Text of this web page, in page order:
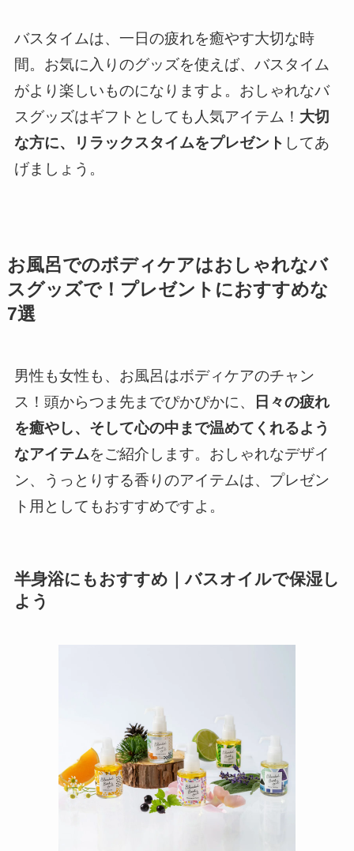
バスタイムは、一日の疲れを癒やす大切な時
間。お気に入りのグッズを使えば、バスタイム
がより楽しいものになりますよ。おしゃれなバ
スグッズはギフトとしても人気アイテム！ 大切
な方に、リラックスタイムをプレゼント してあ
げましょう。
お風呂でのボディケアはおしゃれなバ
スグッズで！プレゼントにおすすめな
7選
男性も女性も、お風呂はボディケアのチャン
ス！頭からつま先までぴかぴかに、
日々の疲れ
を癒やし、そして心の中まで温めてくれるよう
なアイテムをご紹介します。おしゃれなデザイ
ン、うっとりする香りのアイテムは、プレゼン
ト用としてもおすすめですよ。
半身浴にもおすすめ｜バスオイルで保湿し
よう